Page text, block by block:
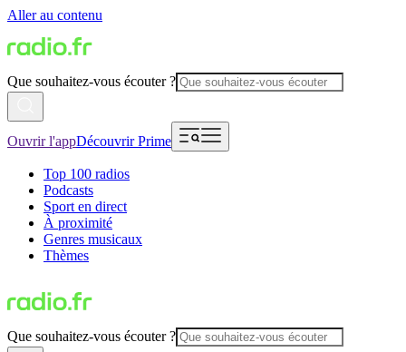
Aller au contenu
Que souhaitez-vous écouter ?
Ouvrir l'appDécouvrir Prime
Top 100 radios
Podcasts
Sport en direct
À proximité
Genres musicaux
Thèmes
Que souhaitez-vous écouter ?